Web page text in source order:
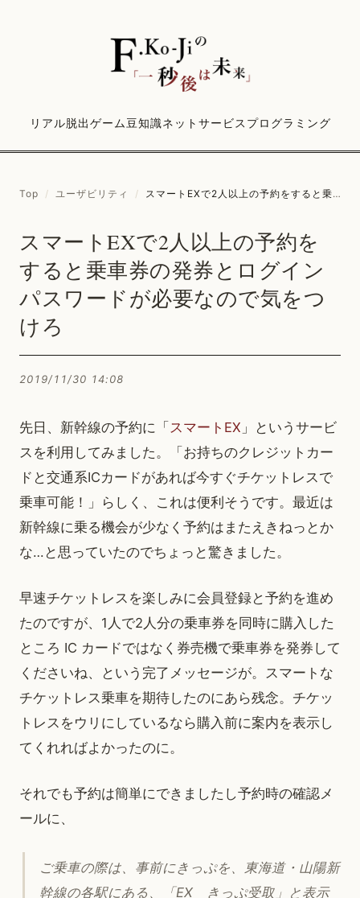
リアル脱出ゲーム豆知識ネットサービス プログラミング
Top / ユーザビリティ / スマートEXで2人以上の予約をすると乗車券の発券とログインパスワードが必要なので気をつけろ
スマートEXで2人以上の予約を
すると乗車券の発券とログイン
パスワードが必要なので気をつ
けろ
2019/11/30 14:08
先日、新幹線の予約に「 スマートEX 」というサービ
スを利用してみました。「お持ちのクレジットカー
ドと交通系ICカードがあれば今すぐチケットレスで
乗車可能！」らしく、これは便利そうです。最近は
新幹線に乗る機会が少なく予約はまたえきねっとか
な…と思っていたのでちょっと驚きました。
早速チケットレスを楽しみに会員登録と予約を進め
たのですが、1人で2人分の乗車券を同時に購入した
ところ IC カードではなく券売機で乗車券を発券して
くださいね、という完了メッセージが。スマートな
チケットレス乗車を期待したのにあら残念。チケッ
トレスをウリにしているなら購入前に案内を表示し
てくれればよかったのに。
それでも予約は簡単にできましたし予約時の確認メ
ールに、
ご乗車の際は、事前にきっぷを、東海道・山陽新
幹線の各駅にある、「EX きっぷ受取」と表示